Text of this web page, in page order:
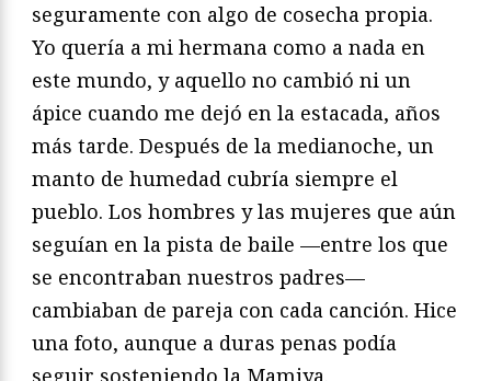
seguramente con algo de cosecha propia.
Yo quería a mi hermana como a nada en
este mundo, y aquello no cambió ni un
ápice cuando me dejó en la estacada, años
más tarde. Después de la medianoche, un
manto de humedad cubría siempre el
pueblo. Los hombres y las mujeres que aún
seguían en la pista de baile —entre los que
se encontraban nuestros padres—
cambiaban de pareja con cada canción. Hice
una foto, aunque a duras penas podía
seguir sosteniendo la Mamiya.